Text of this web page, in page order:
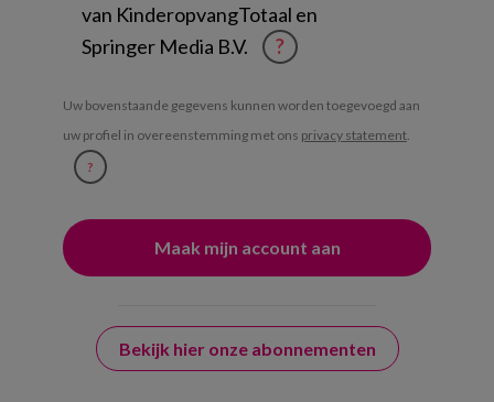
van KinderopvangTotaal en
Springer Media B.V.
?
Uw bovenstaande gegevens kunnen worden toegevoegd aan
uw profiel in overeenstemming met ons privacy statement.
?
Bekijk hier onze abonnementen